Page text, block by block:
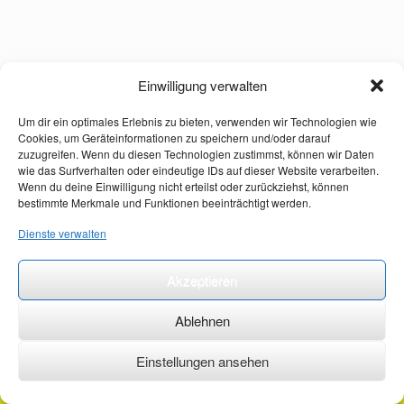
Einwilligung verwalten
Um dir ein optimales Erlebnis zu bieten, verwenden wir Technologien wie
Cookies, um Geräteinformationen zu speichern und/oder darauf
zuzugreifen. Wenn du diesen Technologien zustimmst, können wir Daten
wie das Surfverhalten oder eindeutige IDs auf dieser Website verarbeiten.
Wenn du deine Einwilligung nicht erteilst oder zurückziehst, können
bestimmte Merkmale und Funktionen beeinträchtigt werden.
Dienste verwalten
Ablehnen
Einstellungen ansehen
©2026 ·erstehilfekurs-mauch.de ·AGB ·Datenschutzerklärung ·Impressum ·